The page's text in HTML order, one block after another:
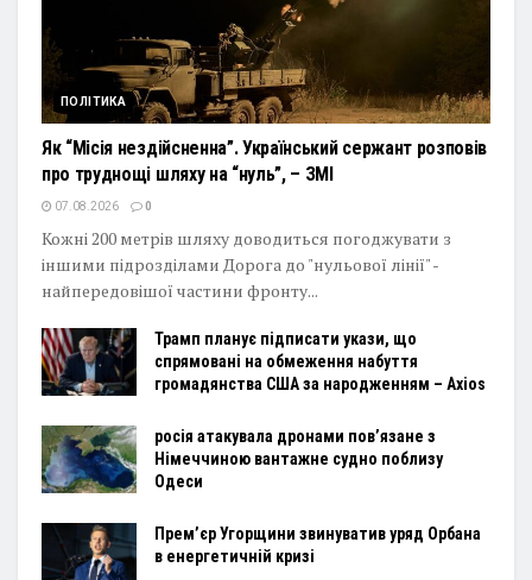
ПОЛІТИКА
Як “Місія нездійсненна”. Український сержант розповів
про труднощі шляху на “нуль”, – ЗМІ
07.08.2026 0
Кожні 200 метрів шляху доводиться погоджувати з
іншими підрозділами Дорога до "нульової лінії" -
найпередовішої частини фронту...
Трамп планує підписати укази, що
спрямовані на обмеження набуття
громадянства США за народженням – Axios
росія атакувала дронами пов’язане з
Німеччиною вантажне судно поблизу
Одеси
Прем’єр Угорщини звинуватив уряд Орбана
в енергетичній кризі